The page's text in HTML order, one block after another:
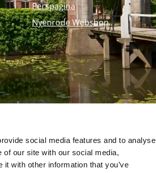
social media features and to analyse
our site with our social media,
with other information that you’ve
Perspagina
Nyenrode Webshop